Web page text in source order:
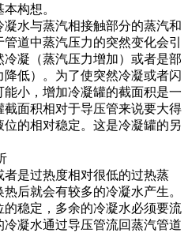
构想。
水与蒸汽相接触部分的蒸汽和
道中蒸汽压力的突然变化会引
凝（蒸汽压力增加）或者是部
低）。为了使突然冷凝或者闪
小，增加冷凝罐的截面积是一
面积相对于导压管来说要大得
的相对稳定。这是冷凝罐的另
是过热度相对很低的过热蒸
后就会有较多的冷凝水产生。
稳定，多余的冷凝水必须要流
凝水通过导压管流回蒸汽管道